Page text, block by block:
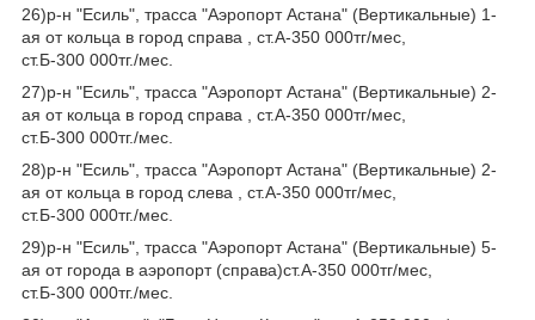
26)р-н "Есиль", трасса "Аэропорт Астана" (Вертикальные) 1-
ая от кольца в город справа , ст.А-350 000тг/мес,
ст.Б-300 000тг./мес.
27)р-н "Есиль", трасса "Аэропорт Астана" (Вертикальные) 2-
ая от кольца в город справа , ст.А-350 000тг/мес,
ст.Б-300 000тг./мес.
28)р-н "Есиль", трасса "Аэропорт Астана" (Вертикальные) 2-
ая от кольца в город слева , ст.А-350 000тг/мес,
ст.Б-300 000тг./мес.
29)р-н "Есиль", трасса "Аэропорт Астана" (Вертикальные) 5-
ая от города в аэропорт (справа)ст.А-350 000тг/мес,
ст.Б-300 000тг./мес.